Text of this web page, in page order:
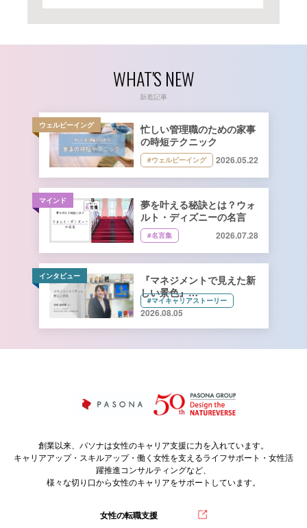
WHAT'S NEW
新着記事
ウェルビーイング
忙しい管理職のための家事
の時短テクニック
#ウェルビーイング 2026.05.22
マインド
夢を叶える秘訣とは？ウォ
ルト・ディズニーの名言
#名言集 2026.07.28
インタビュー
『マネジメントで見えた新
しい景色』
キーコーヒー株式会社 管理
本部 総務人事部 人財開発
課長 寺﨑由香里さん【前
#マイキャリアストーリー
2026.08.05
創業以来、パソナは女性のキャリア支援に力を入れています。
キャリアアップ・スキルアップ・働く女性を支えるライフサポート・女性活
躍推進コンサルティングなど、
様々な切り口から女性のキャリアをサポートしています。
女性の転職支援